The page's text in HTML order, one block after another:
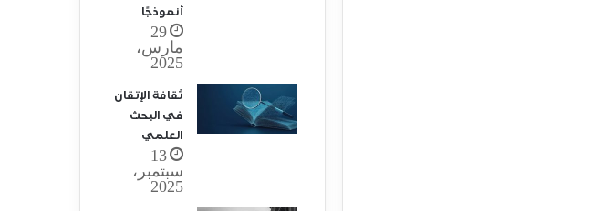
أنموذجًا
29
مارس،
2025
ثقافة الإتقان
في البحث
العلمي
13
سبتمبر،
2025